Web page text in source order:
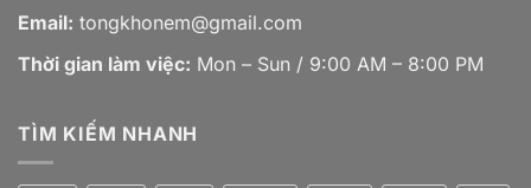
Email: tongkhonem@gmail.com
Thời gian làm việc: Mon – Sun / 9:00 AM – 8:00 PM
TÌM KIẾM NHANH